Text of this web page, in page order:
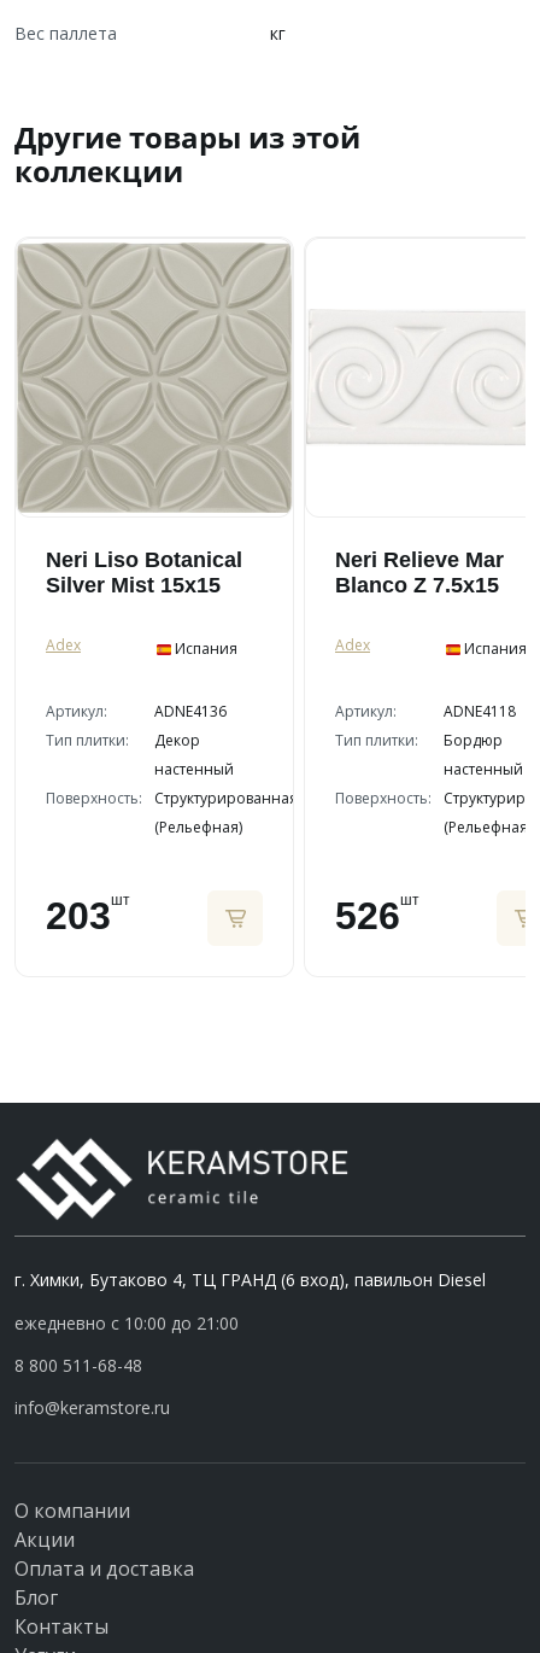
Вес паллета
кг
Другие товары из этой
коллекции
Neri Liso Botanical
Silver Mist 15x15
Adex Испания
Артикул:
ADNE4136
Тип плитки:
Декор
настенный
Поверхность:
Структурированная
(Рельефная)
203шт
Neri Relieve Mar
Blanco Z 7.5x15
Adex Испания
Артикул:
ADNE4118
Тип плитки:
Бордюр
настенный
Поверхность:
(Рельефная)
526шт
г. Химки, Бутаково 4, ТЦ ГРАНД (6 вход), павильон Diesel
ежедневно с 10:00 до 21:00
8 800 511-68-48
info@keramstore.ru
О компании
Акции
Оплата и доставка
Блог
Контакты